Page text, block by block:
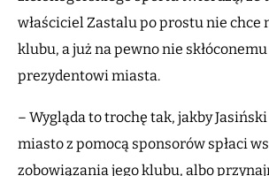
właściciel Zastalu po prostu nie chce
klubu, a już na pewno nie
prezydentowi miasta.
– Wygląda to trochę tak, jakby Jasiński
miasto z pomocą sponsorów spłaci
zobowiązania jego klubu, albo